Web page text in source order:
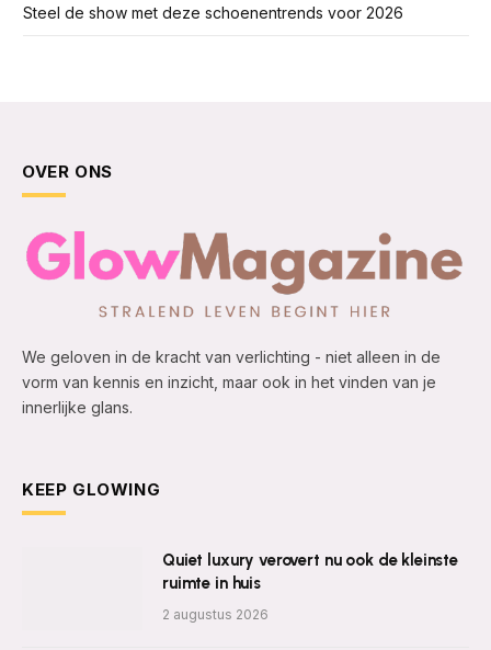
Steel de show met deze schoenentrends voor 2026
OVER ONS
We geloven in de kracht van verlichting - niet alleen in de
vorm van kennis en inzicht, maar ook in het vinden van je
innerlijke glans.
KEEP GLOWING
Quiet luxury verovert nu ook de kleinste
ruimte in huis
2 augustus 2026